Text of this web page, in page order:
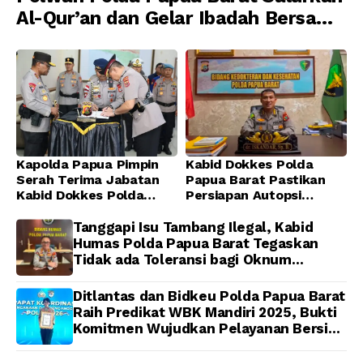
Al-Qur’an dan Gelar Ibadah Bersama
Kapolda Papua Pimpin
Serah Terima Jabatan
Kabid Dokkes Polda
Kabid Dokkes Polda
Papua Barat Pastikan
Persiapan Autopsi
Papua Barat Yanto
Idorway Telah Matang,
Pelaksanaan
Dijadwalkan Kamis
Tanggapi Isu Tambang Ilegal, Kabid
Humas Polda Papua Barat Tegaskan
Tidak ada Toleransi bagi Oknum
Ditlantas dan Bidkeu Polda Papua Barat
Raih Predikat WBK Mandiri 2025, Bukti
Komitmen Wujudkan Pelayanan Bersih